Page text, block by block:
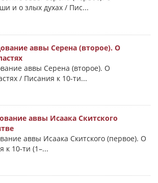
и о злых духах / Пис...
аввы Серена (второе). О
аввы Серена (второе). О
/ Писания к 10-ти...
аввы Исаака Скитского
аввы Исаака Скитского (первое). О
к 10-ти (1–...